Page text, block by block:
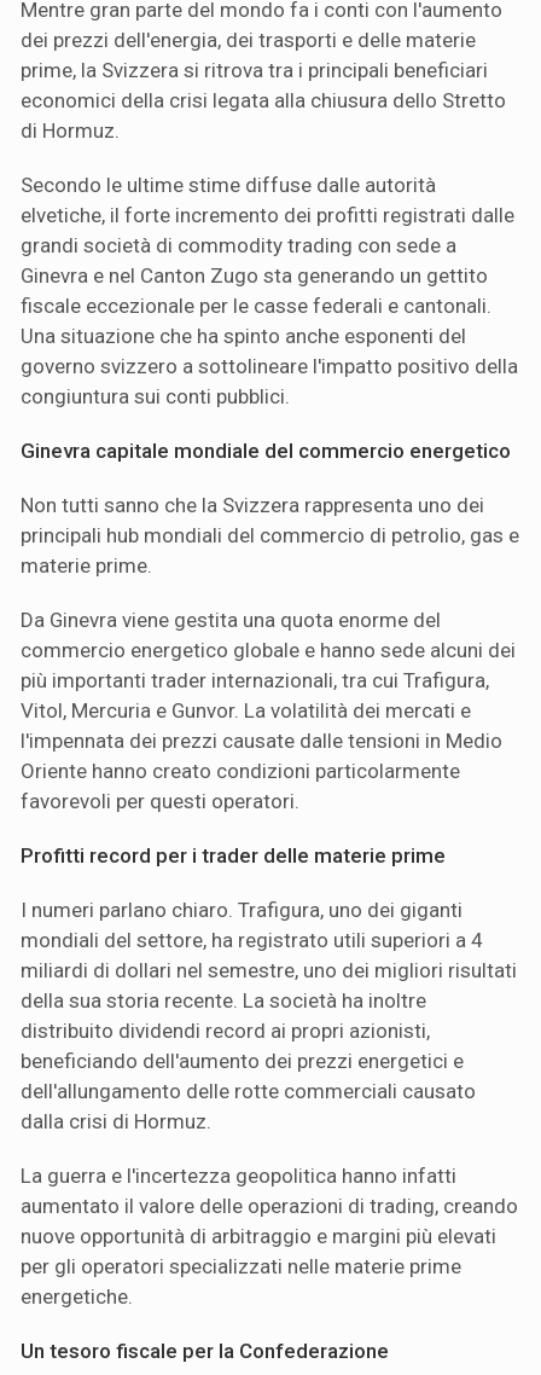
Mentre gran parte del mondo fa i conti con l'aumento
dei prezzi dell'energia, dei trasporti e delle materie
prime, la Svizzera si ritrova tra i principali beneficiari
economici della crisi legata alla chiusura dello Stretto
di Hormuz.
Secondo le ultime stime diffuse dalle autorità
elvetiche, il forte incremento dei profitti registrati dalle
grandi società di commodity trading con sede a
Ginevra e nel Canton Zugo sta generando un gettito
fiscale eccezionale per le casse federali e cantonali.
Una situazione che ha spinto anche esponenti del
governo svizzero a sottolineare l'impatto positivo della
congiuntura sui conti pubblici.
Ginevra capitale mondiale del commercio energetico
Non tutti sanno che la Svizzera rappresenta uno dei
principali hub mondiali del commercio di petrolio, gas e
materie prime.
Da Ginevra viene gestita una quota enorme del
commercio energetico globale e hanno sede alcuni dei
più importanti trader internazionali, tra cui Trafigura,
Vitol, Mercuria e Gunvor. La volatilità dei mercati e
l'impennata dei prezzi causate dalle tensioni in Medio
Oriente hanno creato condizioni particolarmente
favorevoli per questi operatori.
Profitti record per i trader delle materie prime
I numeri parlano chiaro. Trafigura, uno dei giganti
mondiali del settore, ha registrato utili superiori a 4
miliardi di dollari nel semestre, uno dei migliori risultati
della sua storia recente. La società ha inoltre
distribuito dividendi record ai propri azionisti,
beneficiando dell'aumento dei prezzi energetici e
dell'allungamento delle rotte commerciali causato
dalla crisi di Hormuz.
La guerra e l'incertezza geopolitica hanno infatti
aumentato il valore delle operazioni di trading, creando
nuove opportunità di arbitraggio e margini più elevati
per gli operatori specializzati nelle materie prime
energetiche.
Un tesoro fiscale per la Confederazione